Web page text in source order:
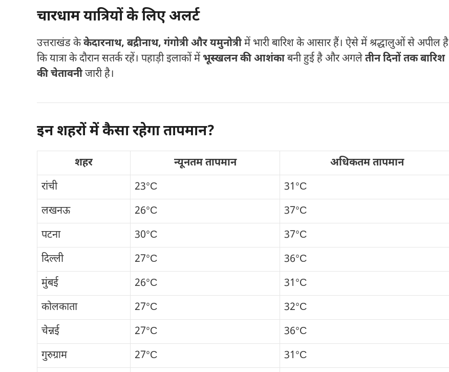
चारधाम यात्रियों के लिए अलर्ट
उत्तराखंड केकेदारनाथ, बद्रीनाथ, गंगोत्री और यमुनोत्रीमें भारी बारिश के आसार हैं। ऐसे में श्रद्धालुओं से अपील है
कि यात्रा के दौरान सतर्क रहें। पहाड़ी इलाकों मेंभूस्खलन की आशंकाबनी हुई है और अगलेतीन दिनों तक बारिश
की चेतावनीजारी है।
इन शहरों में कैसा रहेगा तापमान?
शहर न्यूनतम तापमान
अधिकतम तापमान
रांची
23°C
31°C
लखनऊ
26°C
37°C
पटना
30°C
37°C
दिल्ली
27°C
36°C
मुंबई
26°C
31°C
कोलकाता
27°C
32°C
चेन्नई
27°C
36°C
गुरुग्राम
27°C
31°C